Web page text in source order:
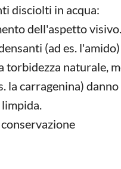
disciolti in acqua:
dell'aspetto visivo.
(ad es. l'amido)
torbidezza naturale,
la carragenina) danno